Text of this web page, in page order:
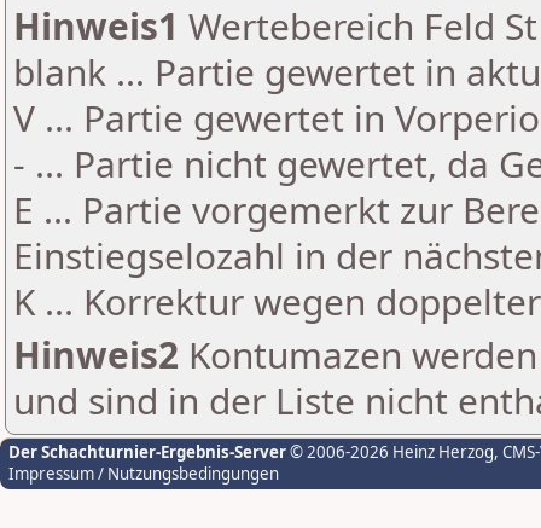
Hinweis1 Wertebereich Feld
blank ... Partie gewertet in
V ... Partie gewertet in
- ... Partie nicht gewertet, da
E ... Partie vorgemerkt zur
Einstiegselozahl in der
K ... Korrektur wegen
Hinweis2 Kontumazen
und sind in der Liste nicht
Der Schachturnier-Ergebnis-Server© 2006-2026 Heinz Herzog,
Impressum / Nutzungsbedingungen